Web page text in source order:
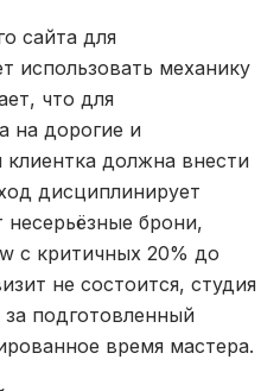
сайта для
использовать механику
что для
на дорогие и
должна внести
дисциплинирует
брони,
с критичных 20% до
не состоится, студия
подготовленный
время мастера.